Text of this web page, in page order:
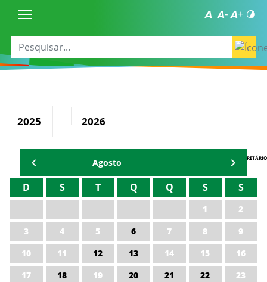
2025 2026
AGENDA DO SECRETÁRIO
Agosto
D S T Q Q S S
1
2
3
4 5 6 7 8
9
10
11 12 13 14 15
16
17
18 19 20 21 22
23